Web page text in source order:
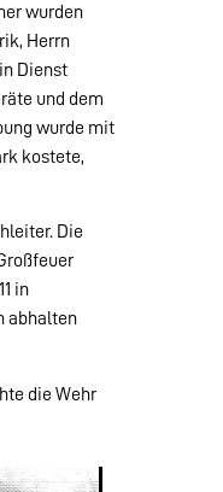
wurden
Herrn
Dienst
und dem
wurde mit
kostete,
Die
in
abhalten
die Wehr